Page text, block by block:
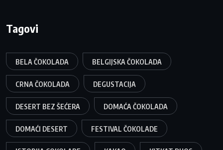
Tagovi
BELA ČOKOLADA BELGIJSKA ČOKOLADA
CRNA ČOKOLADA DEGUSTACIJA
DESERT BEZ ŠEĆERA DOMAĆA ČOKOLADA
DOMAĆI DESERT FESTIVAL ČOKOLADE